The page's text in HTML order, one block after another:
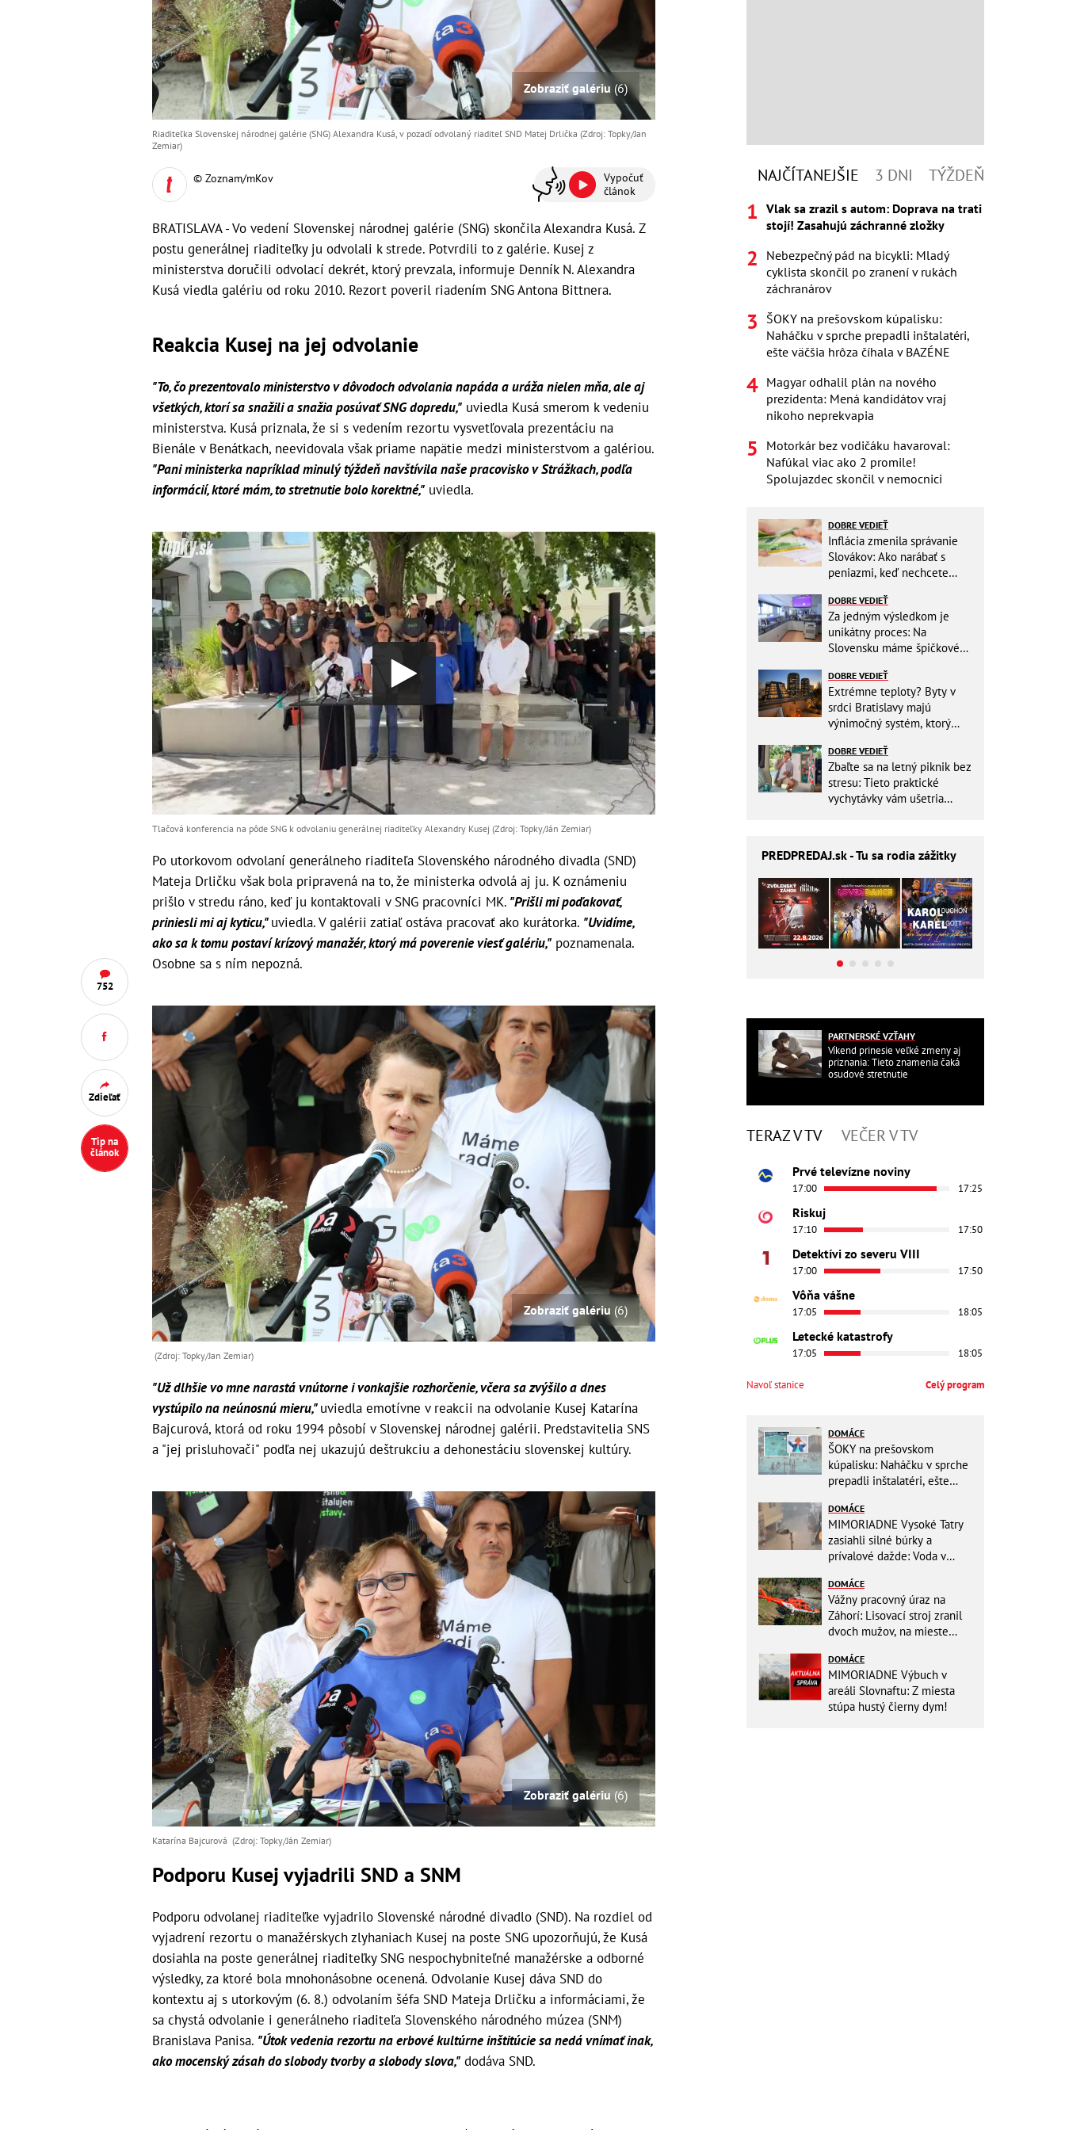
752
Zdieľať
Tip na
článok
Zobraziť galériu (6)
Riaditeľka Slovenskej národnej galérie (SNG) Alexandra Kusá, v pozadí odvolaný riaditeľ SND Matej Drlička (Zdroj: Topky/Jan
Zemiar)
© Zoznam/mKov
Vypočuť
článok
BRATISLAVA - Vo vedení Slovenskej národnej galérie (SNG) skončila Alexandra Kusá. Z
postu generálnej riaditeľky ju odvolali k strede. Potvrdili to z galérie. Kusej z
ministerstva doručili odvolací dekrét, ktorý prevzala, informuje Denník N. Alexandra
Kusá viedla galériu od roku 2010. Rezort poveril riadením SNG Antona Bittnera.
Reakcia Kusej na jej odvolanie
"To, čo prezentovalo ministerstvo v dôvodoch odvolania napáda a uráža nielen mňa, ale aj
všetkých, ktorí sa snažili a snažia posúvať SNG dopredu," uviedla Kusá smerom k vedeniu
ministerstva. Kusá priznala, že si s vedením rezortu vysvetľovala prezentáciu na
Bienále v Benátkach, neevidovala však priame napätie medzi ministerstvom a galériou.
"Pani ministerka napríklad minulý týždeň navštívila naše pracovisko v Strážkach, podľa
informácií, ktoré mám, to stretnutie bolo korektné," uviedla.
Tlačová konferencia na pôde SNG k odvolaniu generálnej riaditeľky Alexandry Kusej (Zdroj: Topky/Ján Zemiar)
Po utorkovom odvolaní generálneho riaditeľa Slovenského národného divadla (SND)
Mateja Drličku však bola pripravená na to, že ministerka odvolá aj ju. K oznámeniu
prišlo v stredu ráno, keď ju kontaktovali v SNG pracovníci MK. "Prišli mi poďakovať,
priniesli mi aj kyticu,"uviedla. V galérii zatiaľ ostáva pracovať ako kurátorka. "Uvidíme,
ako sa k tomu postaví krízový manažér, ktorý má poverenie viesť galériu," poznamenala.
Osobne sa s ním nepozná.
Zobraziť galériu (6)
(Zdroj: Topky/Jan Zemiar)
"Už dlhšie vo mne narastá vnútorne i vonkajšie rozhorčenie, včera sa zvýšilo a dnes
vystúpilo na neúnosnú mieru,"uviedla emotívne v reakcii na odvolanie Kusej Katarína
Bajcurová, ktorá od roku 1994 pôsobí v Slovenskej národnej galérii. Predstavitelia SNS
a "jej prisluhovači" podľa nej ukazujú deštrukciu a dehonestáciu slovenskej kultúry.
Zobraziť galériu (6)
Katarína Bajcurová (Zdroj: Topky/Ján Zemiar)
Podporu Kusej vyjadrili SND a SNM
Podporu odvolanej riaditeľke vyjadrilo Slovenské národné divadlo (SND). Na rozdiel od
vyjadrení rezortu o manažérskych zlyhaniach Kusej na poste SNG upozorňujú, že Kusá
dosiahla na poste generálnej riaditeľky SNG nespochybniteľné manažérske a odborné
výsledky, za ktoré bola mnohonásobne ocenená. Odvolanie Kusej dáva SND do
kontextu aj s utorkovým (6. 8.) odvolaním šéfa SND Mateja Drličku a informáciami, že
sa chystá odvolanie i generálneho riaditeľa Slovenského národného múzea (SNM)
Branislava Panisa. "Útok vedenia rezortu na erbové kultúrne inštitúcie sa nedá vnímať inak,
ako mocenský zásah do slobody tvorby a slobody slova," dodáva SND.
NAJČÍTANEJŠIE 3 DNI TÝŽDEŇ
Vlak sa zrazil s autom: Doprava na trati
stojí! Zasahujú záchranné zložky
Nebezpečný pád na bicykli: Mladý
cyklista skončil po zranení v rukách
záchranárov
ŠOKY na prešovskom kúpalisku:
Naháčku v sprche prepadli inštalatéri,
ešte väčšia hrôza číhala v BAZÉNE
Magyar odhalil plán na nového
prezidenta: Mená kandidátov vraj
nikoho neprekvapia
Motorkár bez vodičáku havaroval:
Nafúkal viac ako 2 promile!
Spolujazdec skončil v nemocnici
DOBRE VEDIEŤ
Inflácia zmenila správanie
Slovákov: Ako narábať s
peniazmi, keď nechcete
DOBRE VEDIEŤ
Za jedným výsledkom je
unikátny proces: Na
Slovensku máme špičkové
DOBRE VEDIEŤ
Extrémne teploty? Byty v
srdci Bratislavy majú
výnimočný systém, ktorý
DOBRE VEDIEŤ
Zbaľte sa na letný piknik bez
stresu: Tieto praktické
vychytávky vám ušetria
PREDPREDAJ.sk - Tu sa rodia zážitky
PARTNERSKÉ VZŤAHY
Víkend prinesie veľké zmeny aj
priznania: Tieto znamenia čaká
osudové stretnutie
TERAZ V TV VEČER V TV
Prvé televízne noviny
17:00 17:25
Riskuj
17:10 17:50
Detektívi zo severu VIII
17:00 17:50
Vôňa vášne
17:05 18:05
Letecké katastrofy
17:05 18:05
Navoľ stanice Celý program
DOMÁCE
ŠOKY na prešovskom
kúpalisku: Naháčku v sprche
prepadli inštalatéri, ešte
BAZÉNE
DOMÁCE
MIMORIADNE Vysoké Tatry
zasiahli silné búrky a
prívalové dažde: Voda v
DOMÁCE
Vážny pracovný úraz na
Záhorí: Lisovací stroj zranil
dvoch mužov, na mieste
pomoc musel priletieť
vrtuľník
DOMÁCE
MIMORIADNE Výbuch v
areáli Slovnaftu: Z miesta
stúpa hustý čierny dym!